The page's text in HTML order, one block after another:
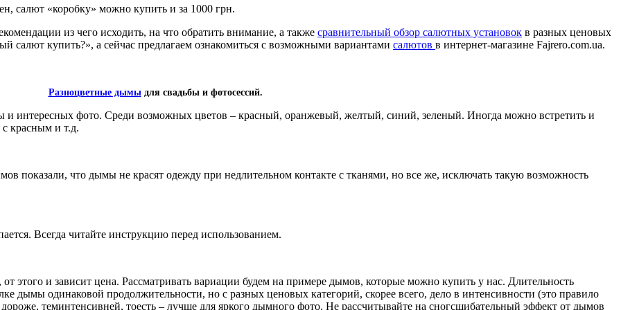
салют «коробку» можно купить и за 1000 грн.
из чего исходить, на что обратить внимание, а также сравнительный обзор салютных установок в разных ценовых
салют купить?», а сейчас предлагаем ознакомиться с возможными вариантами салютов в интернет-магазине Fajrero.com.ua.
Разноцветные дымыдля свадьбы и фотосессий.
интересных фото. Среди возможных цветов – красный, оранжевый, желтый, синий, зеленый. Иногда можно встретить и
красным и т.д.
показали, что дымы не красят одежду при недлительном контакте с тканями, но все же, исключать такую возможность
Всегда читайте инструкцию перед использованием.
этого и зависит цена. Рассматривать вариации будем на примере дымов, которые можно купить у нас. Длительность
дымы одинаковой продолжительности, но с разных ценовых категорий, скорее всего, дело в интенсивности (это правило
теминтенсивней, тоесть – лучше для яркого дымного фото. Не рассчитывайте на сногсшибательный эффект от дымов